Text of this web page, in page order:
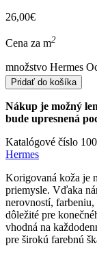
26,00€
Cena za m2
množstvo Hermes
Pridať do košíka
Nákup je možný
bude upresnená
Katalógové číslo
Hermes
Korigovaná koža je
priemysle. Vďaka
nerovností,
dôležité pre
vhodná na
pre širokú farebnú